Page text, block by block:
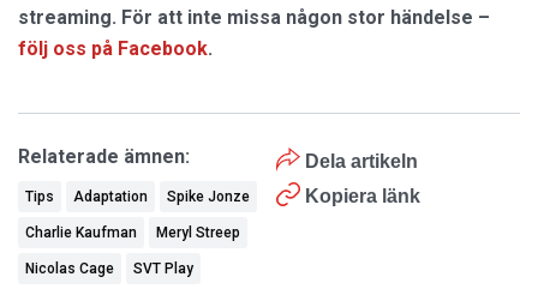
streaming. För att inte missa någon stor händelse –
följ oss på Facebook.
Dela artikeln
Kopiera länk
Relaterade ämnen:
Tips Adaptation Spike Jonze
Charlie Kaufman Meryl Streep
Nicolas Cage SVT Play